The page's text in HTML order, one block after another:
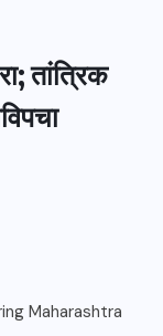
तांत्रिक